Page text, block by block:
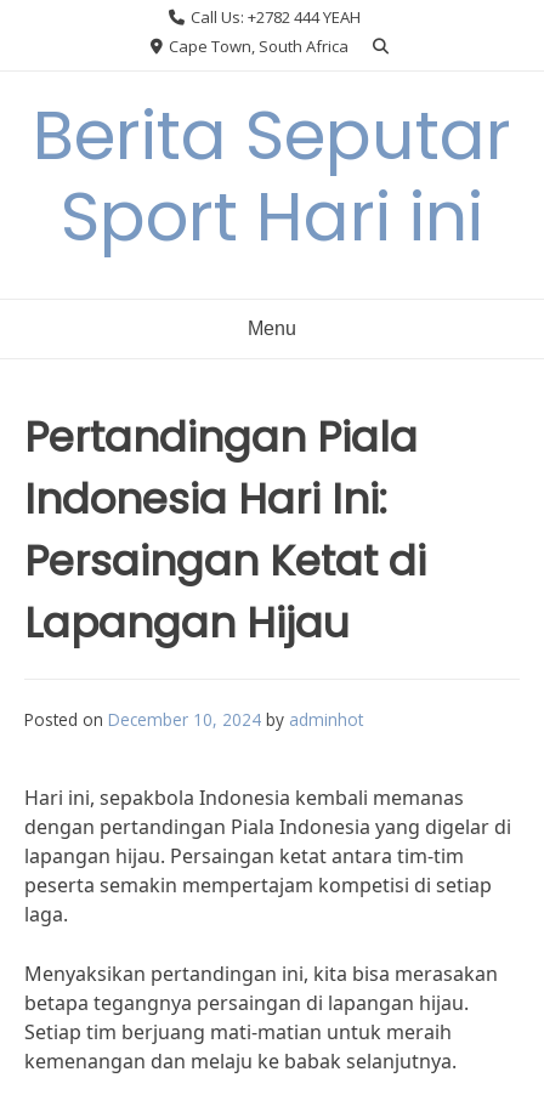
Call Us: +2782 444 YEAH
Cape Town, South Africa
Berita Seputar
Sport Hari ini
Menu
Pertandingan Piala
Indonesia Hari Ini:
Persaingan Ketat di
Lapangan Hijau
Posted on December 10, 2024 by adminhot
Hari ini, sepakbola Indonesia kembali memanas
dengan pertandingan Piala Indonesia yang digelar di
lapangan hijau. Persaingan ketat antara tim-tim
peserta semakin mempertajam kompetisi di setiap
laga.
Menyaksikan pertandingan ini, kita bisa merasakan
betapa tegangnya persaingan di lapangan hijau.
Setiap tim berjuang mati-matian untuk meraih
kemenangan dan melaju ke babak selanjutnya.